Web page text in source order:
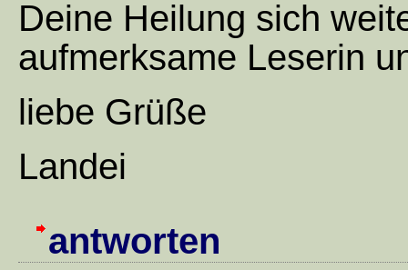
Deine Heilung sich
aufmerksame Leserin
liebe Grüße
Landei
antworten